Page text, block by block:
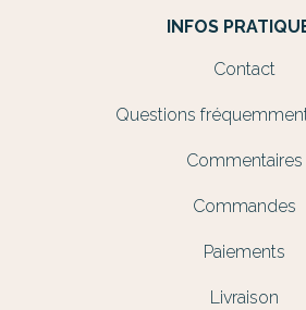
INFOS
Contact
Questions
Commentaires
Commandes
Paiements
Livraison